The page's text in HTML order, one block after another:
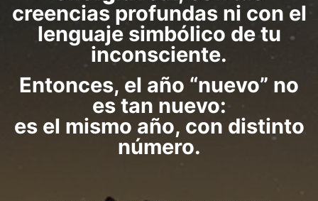
creencias profundas ni con el
lenguaje simbólico de tu
inconsciente.
Entonces, el año “nuevo” no
es tan nuevo:
es el mismo año, con distinto
número.